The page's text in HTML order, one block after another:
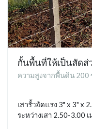
กั้นพื้นที่ให้เป็นสัดส่
ความสูงจากพื้นดิน 200
เสารั้วอัดแรง 3" x 3" x
ระหว่างเสา 2.50-3.00